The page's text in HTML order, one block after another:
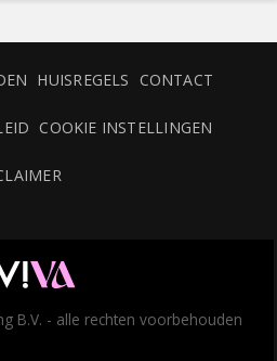
HUISREGELS CONTACT
COOKIE INSTELLINGEN
B.V. - alle rechten voorbehouden